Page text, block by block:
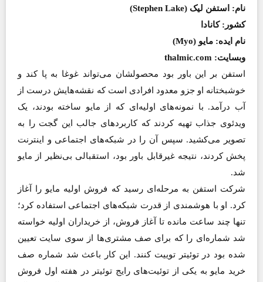
نام: استفن لیک (Stephen Lake)
کشور: کانادا
نام ایده: مایو (Myo)
وبسایت: thalmic.com
استفن بر این باور بود محصولشان می‌تواند غوغا به پا کند و
خوشبختانه او جزو معدود افرادی است که نقشه‌هایش درست از
آب درآمد. با نمونه‌های اولیه‌ای که از مایو ساخته بودند، یک
ویدئوی جذاب تهیه کردند که کاربردهای جالب این گجت را به
تصویر می‌کشید. سپس آن را در شبکه‌های اجتماعی و اینترنت
پخش کردند، نتیجه غیرقابل باور بود، استقبالی بی‌نظیر از مایو
شد.
شرکت استفن به مرحله‌ای رسید که فروش اولیه مایو را آغاز
کرد. او با هوشمندی از قدرت شبکه‌های اجتماعی استفاده کرد؛
تنها چند ساعت مانده تا آغاز فروش، از خریداران اولیه خواسته
شد شماره‌ای را که برای صف مشتری‌ها از سوی سایت تعیین
شده بود در توئیتر توییت کنند. این کار باعث شد شماره صف
خرید مایو به یکی از توئیت‌های رایج توئیتر در هفته اول فروش